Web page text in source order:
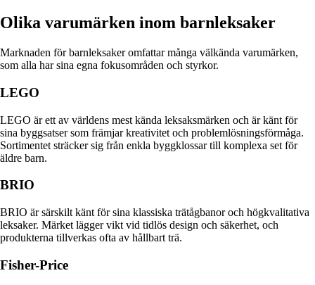
Olika varumärken inom barnleksaker
Marknaden för barnleksaker omfattar många välkända varumärken,
som alla har sina egna fokusområden och styrkor.
LEGO
LEGO är ett av världens mest kända leksaksmärken och är känt för
sina byggsatser som främjar kreativitet och problemlösningsförmåga.
Sortimentet sträcker sig från enkla byggklossar till komplexa set för
äldre barn.
BRIO
BRIO är särskilt känt för sina klassiska trätågbanor och högkvalitativa
leksaker. Märket lägger vikt vid tidlös design och säkerhet, och
produkterna tillverkas ofta av hållbart trä.
Fisher-Price